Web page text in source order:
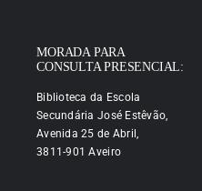
MORADA PARA
CONSULTA PRESENCIAL:
Biblioteca da Escola
Secundária José Estêvão,
Avenida 25 de Abril,
3811-901 Aveiro